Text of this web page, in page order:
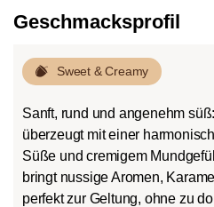
Geschmacksprofil
Sweet & Creamy
Sanft, rund und angenehm
überzeugt mit einer
Süße und cremigem
bringt nussige Aromen,
perfekt zur Geltung, ohne zu